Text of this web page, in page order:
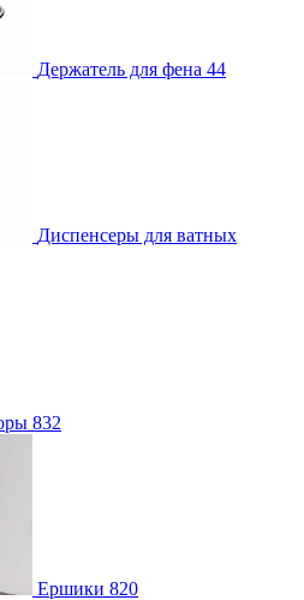
Держатель для фена 44
Диспенсеры для ватных
832
Ершики 820